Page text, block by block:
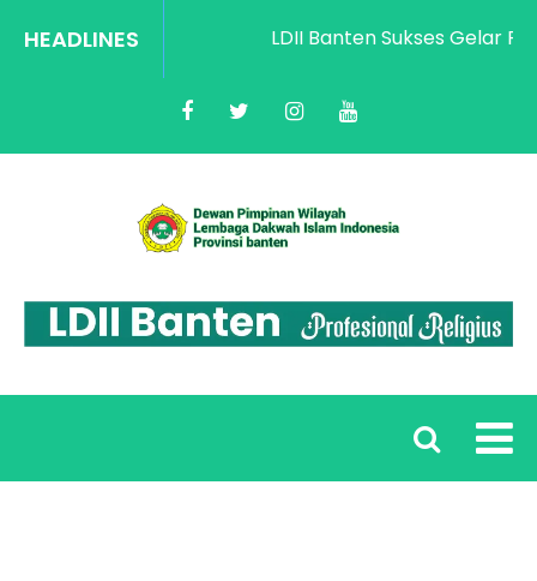
HEADLINES LDII Banten Sukses Gelar